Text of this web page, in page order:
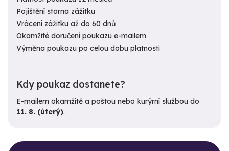
Pojištění storna zážitku
Vrácení zážitku až do 60 dnů
Okamžité doručení poukazu e-mailem
Výměna poukazu po celou dobu platnosti
Kdy poukaz dostanete?
E-mailem okamžitě a poštou nebo kurýrní službou do
11. 8. (úterý).